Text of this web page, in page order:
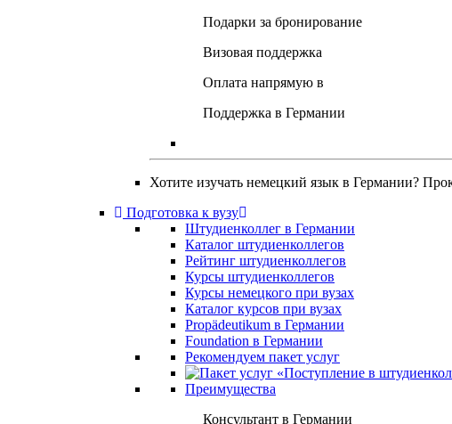
Подарки за бронирование
Визовая поддержка
Оплата напрямую в
Поддержка в Германии
Хотите изучать немецкий язык в Германии?
Подготовка к вузу
Штудиенколлег в Германии
Каталог штудиенколлегов
Рейтинг штудиенколлегов
Курсы штудиенколлегов
Курсы немецкого при вузах
Каталог курсов при вузах
Propädeutikum в Германии
Foundation в Германии
Рекомендуем пакет услуг
Преимущества
Консультант в Германии